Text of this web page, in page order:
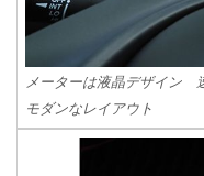
メーターは液晶デザイン
モダンなレイアウト